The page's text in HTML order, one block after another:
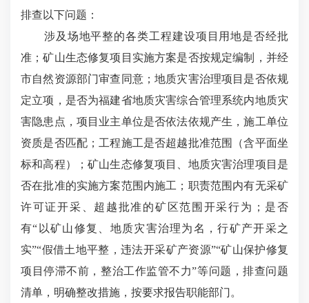
排查以下问题：
涉及场地平整的各类工程建设项目用地是否经批
准；矿山生态修复项目实施方案是否按规定编制，并经
市自然资源部门审查同意；地质灾害治理项目是否依规
定立项，是否为福建省地质灾害综合管理系统内地质灾
害隐患点，项目业主单位是否依法依规产生，施工单位
资质是否匹配；工程施工是否超越批准范围（含平面坐
标和高程）；矿山生态修复项目、地质灾害治理项目是
否在批准的实施方案范围内施工；职责范围内有无采矿
许可证开采、超越批准的矿区范围开采行为；是否
有“以矿山修复、地质灾害治理为名，行矿产开采之
实”“假借土地平整，违法开采矿产资源”“矿山保护修复
项目停滞不前，整治工作监管不力”等问题，排查问题
清单，明确整改措施，按要求报告职能部门。